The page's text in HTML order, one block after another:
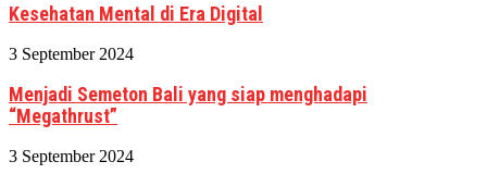
Kesehatan Mental di Era Digital
3 September 2024
Menjadi Semeton Bali yang siap menghadapi
“Megathrust”
3 September 2024